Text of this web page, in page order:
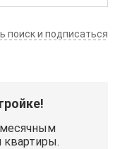
поиск и подписаться